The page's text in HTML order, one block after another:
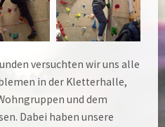
versuchten wir uns alle
in der Kletterhalle,
und dem
Dabei haben unsere